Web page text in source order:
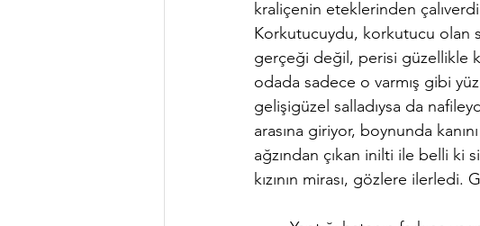
kraliçenin eteklerinden
Korkutucuydu, korkutucu olan
gerçeği değil, perisi güzellikle
odada sadece o varmış gibi
gelişigüzel salladıysa da
arasına giriyor, boynunda
ağzından çıkan inilti ile belli ki
kızının mirası, gözlere ilerledi.